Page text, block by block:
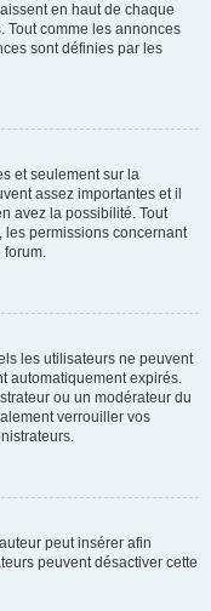
en haut de chaque
Tout comme les annonces
sont définies par les
et seulement sur la
assez importantes et il
avez la possibilité. Tout
permissions concernant
forum.
les utilisateurs ne peuvent
automatiquement expirés.
ou un modérateur du
verrouiller vos
peut insérer afin
peuvent désactiver cette